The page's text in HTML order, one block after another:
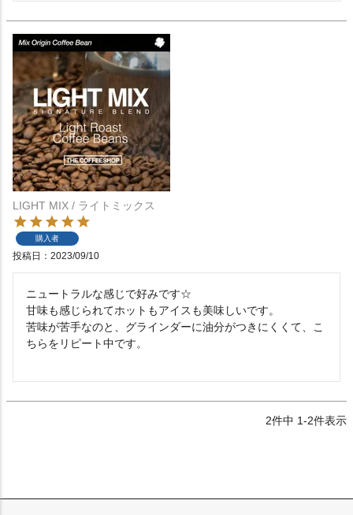
LIGHT MIX / ライトミックス
購入者
投稿日 2023/09/10
ニュートラルな感じで好みです☆
甘味も感じられてホットもアイスも美味しいです。
苦味が苦手なのと、グラインダーに油分がつきにくくて、こ
ちらをリピート中です。
2件中 1-2件表示